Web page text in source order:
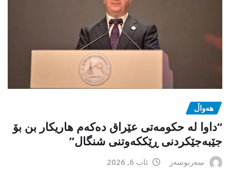
هەواڵ
“داوا لە حكومەتی عێراق دەكەم هاریكار بن بۆ
جێبەجێكردنی ڕێككەوتنی شنگال”
سەرنوسەر ئاب 6, 2026